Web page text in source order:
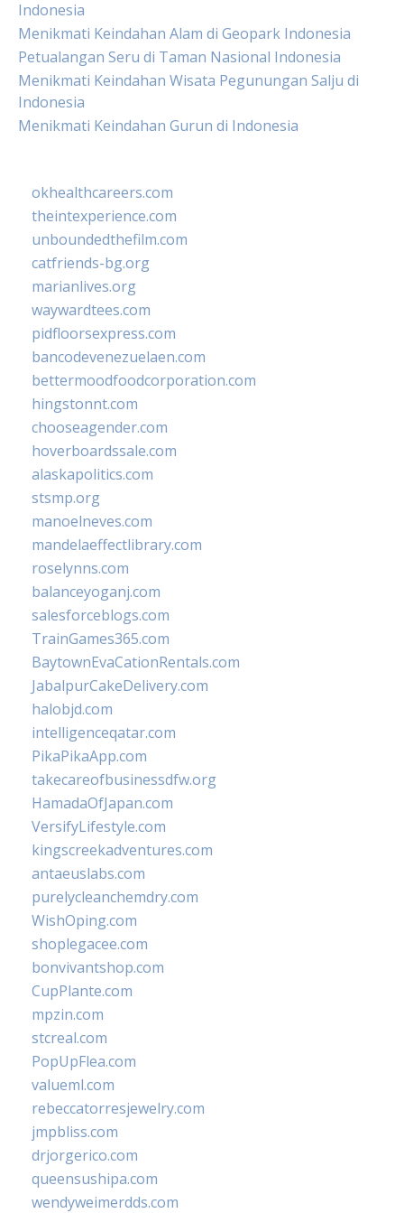
Indonesia
Menikmati Keindahan Alam di Geopark Indonesia
Petualangan Seru di Taman Nasional Indonesia
Menikmati Keindahan Wisata Pegunungan Salju di
Indonesia
Menikmati Keindahan Gurun di Indonesia
okhealthcareers.com
theintexperience.com
unboundedthefilm.com
catfriends-bg.org
marianlives.org
waywardtees.com
pidfloorsexpress.com
bancodevenezuelaen.com
bettermoodfoodcorporation.com
hingstonnt.com
chooseagender.com
hoverboardssale.com
alaskapolitics.com
stsmp.org
manoelneves.com
mandelaeffectlibrary.com
roselynns.com
balanceyoganj.com
salesforceblogs.com
TrainGames365.com
BaytownEvaCationRentals.com
JabalpurCakeDelivery.com
halobjd.com
intelligenceqatar.com
PikaPikaApp.com
takecareofbusinessdfw.org
HamadaOfJapan.com
VersifyLifestyle.com
kingscreekadventures.com
antaeuslabs.com
purelycleanchemdry.com
WishOping.com
shoplegacee.com
bonvivantshop.com
CupPlante.com
mpzin.com
stcreal.com
PopUpFlea.com
valueml.com
rebeccatorresjewelry.com
jmpbliss.com
drjorgerico.com
queensushipa.com
wendyweimerdds.com